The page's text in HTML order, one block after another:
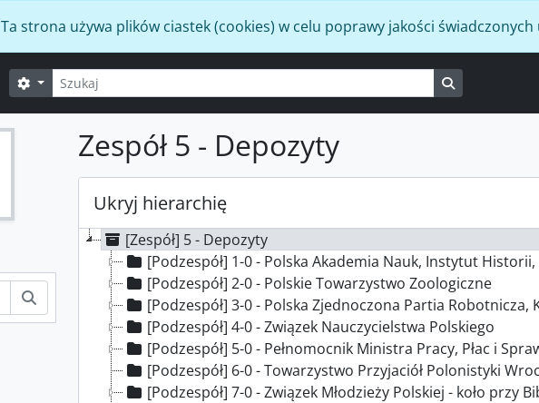
Ta strona używa plików ciastek (cookies) w celu poprawy jakości świadczonych
Szukaj
Opcje wyszukiwania
Zespół 5 - Depozyty
Ukryj hierarchię
[Zespół] 5 - Depozyty
[Podzespół] 1-0 - Polska Akademia Nauk, Instytut Historii,
[Podzespół] 2-0 - Polskie Towarzystwo Zoologiczne
[Podzespół] 3-0 - Polska Zjednoczona Partia Robotnicza, Komitet
[Podzespół] 4-0 - Związek Nauczycielstwa Polskiego
[Podzespół] 5-0 - Pełnomocnik Ministra Pracy, Płac i Spraw Socjalnych
[Podzespół] 6-0 - Towarzystwo Przyjaciół Polonistyki
[Podzespół] 7-0 - Związek Młodzieży Polskiej - koło przy